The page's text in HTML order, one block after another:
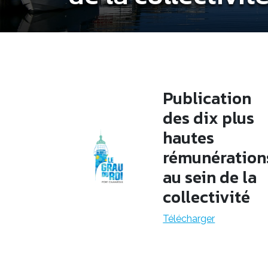
Publication
des dix plus
hautes
au sein de la
collectivité
Télécharger